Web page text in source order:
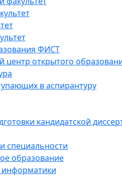
ФИСТ
открытого
в аспирантуру
кандидатской
специальности
образование